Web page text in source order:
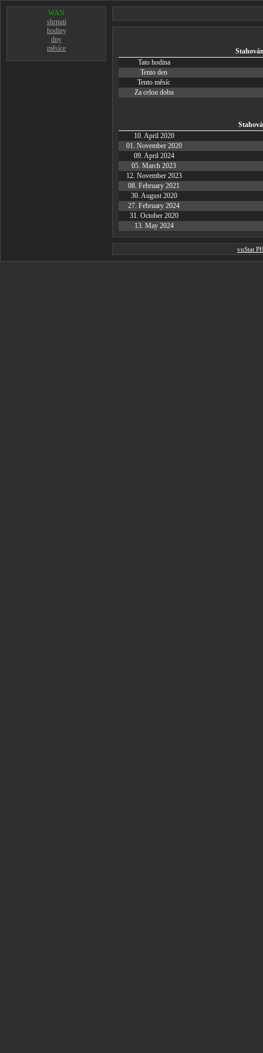
WAN
shrnutí
hodiny
dny
měsíce
Tato hodina
Tento den
Tento měsíc
Za celou dobu
10. April 2020
01. November 2020
09. April 2024
05. March 2023
12. November 2023
08. February 2021
30. August 2020
27. February 2024
31. October 2020
13. May 2024
vnStat